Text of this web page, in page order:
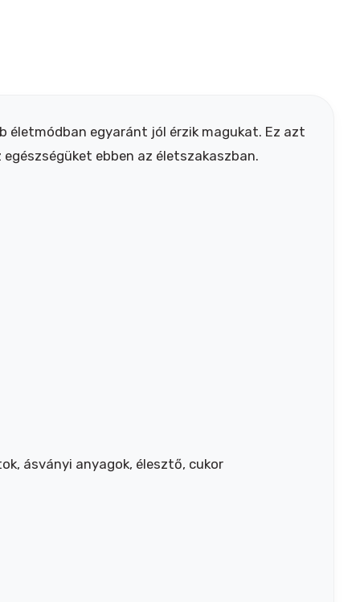
életmódban egyaránt jól érzik magukat. Ez azt
ebben az életszakaszban.
ásványi anyagok, élesztő, cukor